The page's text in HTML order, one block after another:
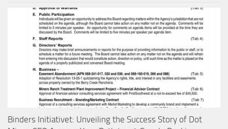
Binders Initiativet: Unveiling the Success Story of Dot